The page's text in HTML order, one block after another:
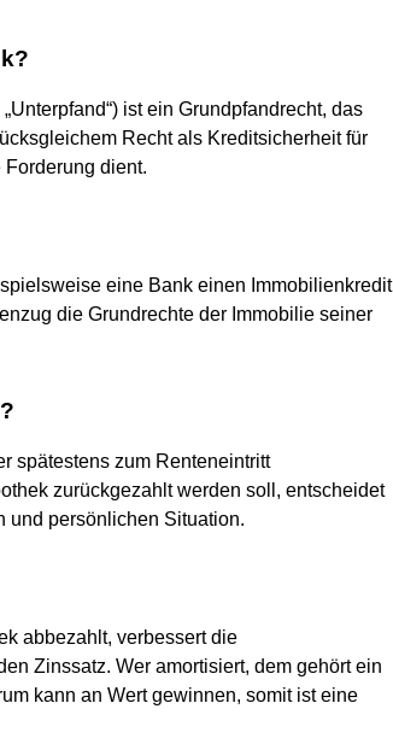
ist ein Grundpfandrecht, das
Recht als Kreditsicherheit für
dient.
eine Bank einen Immobilienkredit
die Grundrechte der Immobilie seiner
spätestens zum Renteneintritt
zurückgezahlt werden soll, entscheidet
und persönlichen Situation.
abbezahlt, verbessert die
Zinssatz. Wer amortisiert, dem gehört ein
kann an Wert gewinnen, somit ist eine